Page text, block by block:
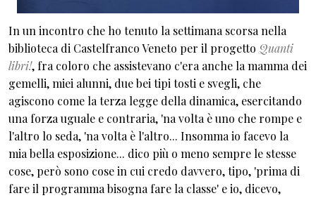
In un incontro che ho tenuto la settimana scorsa nella
biblioteca di Castelfranco Veneto per il progetto Quanti
libri!, fra coloro che assistevano c'era anche la mamma dei
gemelli, miei alunni, due bei tipi tosti e svegli, che
agiscono come la terza legge della dinamica, esercitando
una forza uguale e contraria, 'na volta è uno che rompe e
l'altro lo seda, 'na volta è l'altro... Insomma io facevo la
mia bella esposizione... dico più o meno sempre le stesse
cose, però sono cose in cui credo davvero, tipo, 'prima di
fare il programma bisogna fare la classe' e io, dicevo,